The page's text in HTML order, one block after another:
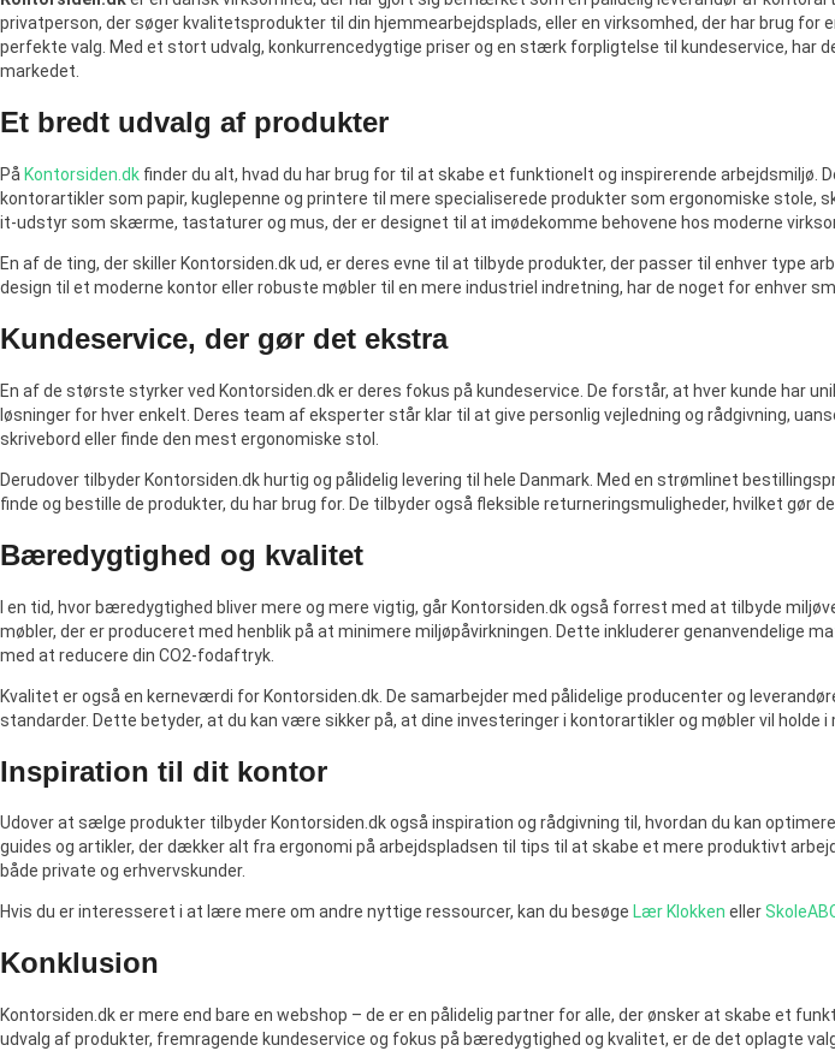
privatperson, der søger kvalitetsprodukter til din hjemmearbejdsplads, eller en virksomhed, der har brug for
perfekte valg. Med et stort udvalg, konkurrencedygtige priser og en stærk forpligtelse til kundeservice, har
markedet.
Et bredt udvalg af produkter
På Kontorsiden.dk finder du alt, hvad du har brug for til at skabe et funktionelt og inspirerende
kontorartikler som papir, kuglepenne og printere til mere specialiserede produkter som ergonomiske stole,
it-udstyr som skærme, tastaturer og mus, der er designet til at imødekomme behovene hos moderne
En af de ting, der skiller Kontorsiden.dk ud, er deres evne til at tilbyde produkter, der passer til enhver type
design til et moderne kontor eller robuste møbler til en mere industriel indretning, har de noget for enhver
Kundeservice, der gør det ekstra
En af de største styrker ved Kontorsiden.dk er deres fokus på kundeservice. De forstår, at hver kunde har
løsninger for hver enkelt. Deres team af eksperter står klar til at give personlig vejledning og rådgivning,
skrivebord eller finde den mest ergonomiske stol.
Derudover tilbyder Kontorsiden.dk hurtig og pålidelig levering til hele Danmark. Med en strømlinet
finde og bestille de produkter, du har brug for. De tilbyder også fleksible returneringsmuligheder, hvilket gør
Bæredygtighed og kvalitet
I en tid, hvor bæredygtighed bliver mere og mere vigtig, går Kontorsiden.dk også forrest med at tilbyde
møbler, der er produceret med henblik på at minimere miljøpåvirkningen. Dette inkluderer genanvendelige
med at reducere din CO2-fodaftryk.
Kvalitet er også en kerneværdi for Kontorsiden.dk. De samarbejder med pålidelige producenter og
standarder. Dette betyder, at du kan være sikker på, at dine investeringer i kontorartikler og møbler vil holde i
Inspiration til dit kontor
Udover at sælge produkter tilbyder Kontorsiden.dk også inspiration og rådgivning til, hvordan du kan
guides og artikler, der dækker alt fra ergonomi på arbejdspladsen til tips til at skabe et mere produktivt
både private og erhvervskunder.
Hvis du er interesseret i at lære mere om andre nyttige ressourcer, kan du besøge Lær Klokken eller
Konklusion
Kontorsiden.dk er mere end bare en webshop – de er en pålidelig partner for alle, der ønsker at skabe et
udvalg af produkter, fremragende kundeservice og fokus på bæredygtighed og kvalitet, er de det oplagte